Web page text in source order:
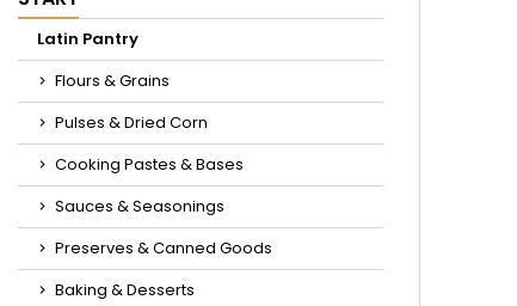
Latin Pantry
Flours & Grains
Pulses & Dried Corn
Cooking Pastes & Bases
Sauces & Seasonings
Preserves & Canned Goods
Baking & Desserts